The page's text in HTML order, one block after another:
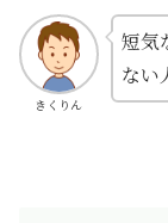
きくりん
短気
ない